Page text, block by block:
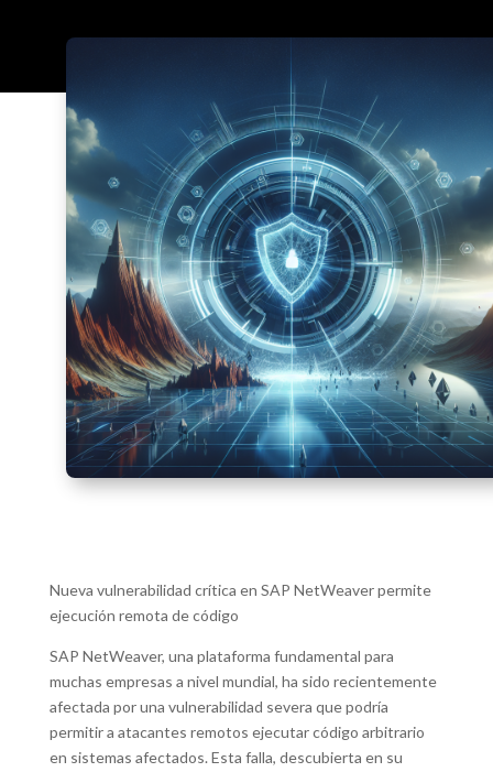
Nueva vulnerabilidad crítica en SAP NetWeaver permite
ejecución remota de código
SAP NetWeaver, una plataforma fundamental para
muchas empresas a nivel mundial, ha sido recientemente
afectada por una vulnerabilidad severa que podría
permitir a atacantes remotos ejecutar código arbitrario
en sistemas afectados. Esta falla, descubierta en su